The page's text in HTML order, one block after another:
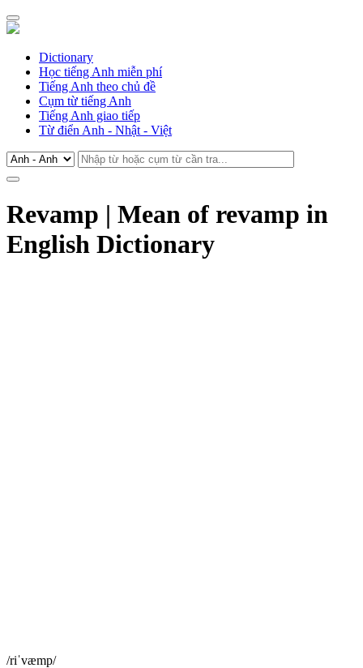
Dictionary
Học tiếng Anh miễn phí
Tiếng Anh theo chủ đề
Cụm từ tiếng Anh
Tiếng Anh giao tiếp
Từ điển Anh - Nhật - Việt
Revamp | Mean of revamp in
English Dictionary
/riˈvæmp/